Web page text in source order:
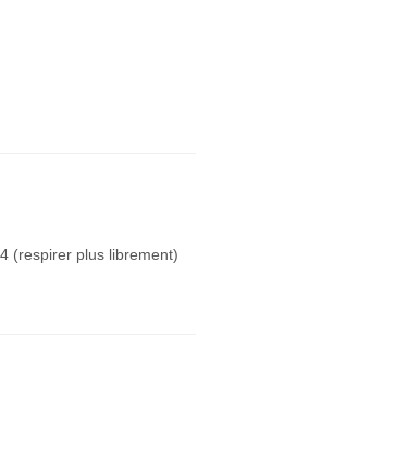
(respirer plus librement)